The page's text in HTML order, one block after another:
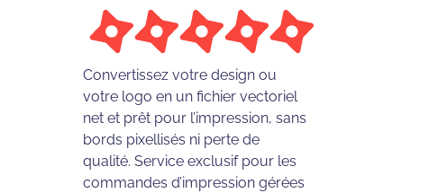
Convertissez votre design ou
votre logo en un fichier vectoriel
net et prêt pour l’impression, sans
bords pixellisés ni perte de
qualité. Service exclusif pour les
commandes d’impression gérées